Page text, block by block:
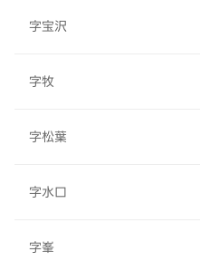
字宝沢
字牧
字松葉
字水口
字峯